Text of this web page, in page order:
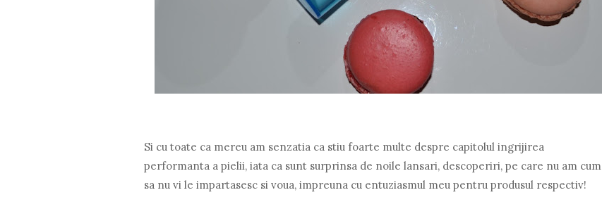
Si cu toate ca mereu am senzatia ca stiu foarte multe despre capitolul ingrijirea
performanta a pielii, iata ca sunt surprinsa de noile lansari, descoperiri, pe care nu am cum
sa nu vi le impartasesc si voua, impreuna cu entuziasmul meu pentru produsul respectiv!